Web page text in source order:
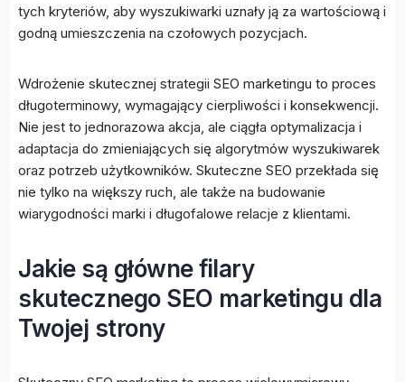
tych kryteriów, aby wyszukiwarki uznały ją za wartościową i
godną umieszczenia na czołowych pozycjach.
Wdrożenie skutecznej strategii SEO marketingu to proces
długoterminowy, wymagający cierpliwości i konsekwencji.
Nie jest to jednorazowa akcja, ale ciągła optymalizacja i
adaptacja do zmieniających się algorytmów wyszukiwarek
oraz potrzeb użytkowników. Skuteczne SEO przekłada się
nie tylko na większy ruch, ale także na budowanie
wiarygodności marki i długofalowe relacje z klientami.
Jakie są główne filary
skutecznego SEO marketingu dla
Twojej strony